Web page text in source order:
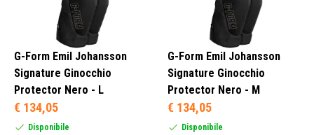
G-Form Emil Johansson
Signature Ginocchio
Protector Nero - L
€ 134,05
Disponibile
G-Form Emil Johansson
Signature Ginocchio
Protector Nero - M
€ 134,05
Disponibile